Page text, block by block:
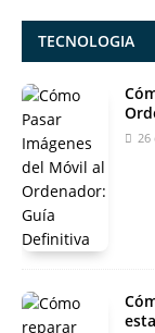
TECNOLOGIA
26